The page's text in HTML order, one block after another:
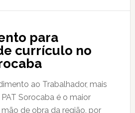
para
currículo no
ao Trabalhador, mais
Sorocaba é o maior
de obra da região, por